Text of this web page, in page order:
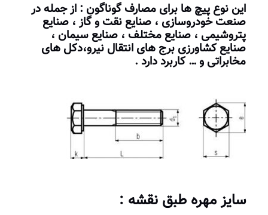
این نوع پیچ ها برای مصارف گوناگون : از جمله در
صنعت خودروسازی ، صنایع نقت و گاز ، صنایع
پتروشیمی ، صنایع مختلف ، صنایع سیمان ،
صنایع کشاورزی برج های انتقال نیرو،دکل های
مخابراتی و … کاربرد دارد .
سایز مهره طبق نقشه :